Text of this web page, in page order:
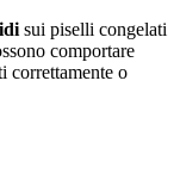
sui piselli congelati
comportare
correttamente o